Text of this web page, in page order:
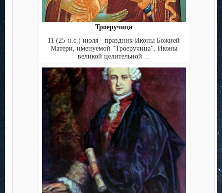
Троеручица
11 (25 н.с.) июля - праздник Иконы Божией
Матери, именуемой "Троеручица". Иконы
великой целительной ...